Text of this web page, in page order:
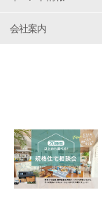
会社案内